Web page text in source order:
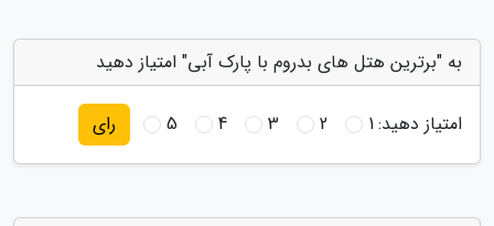
به "برترین هتل های بدروم با پارک آبی" امتیاز دهید
امتیاز دهید:1
2
3
4
5 رای